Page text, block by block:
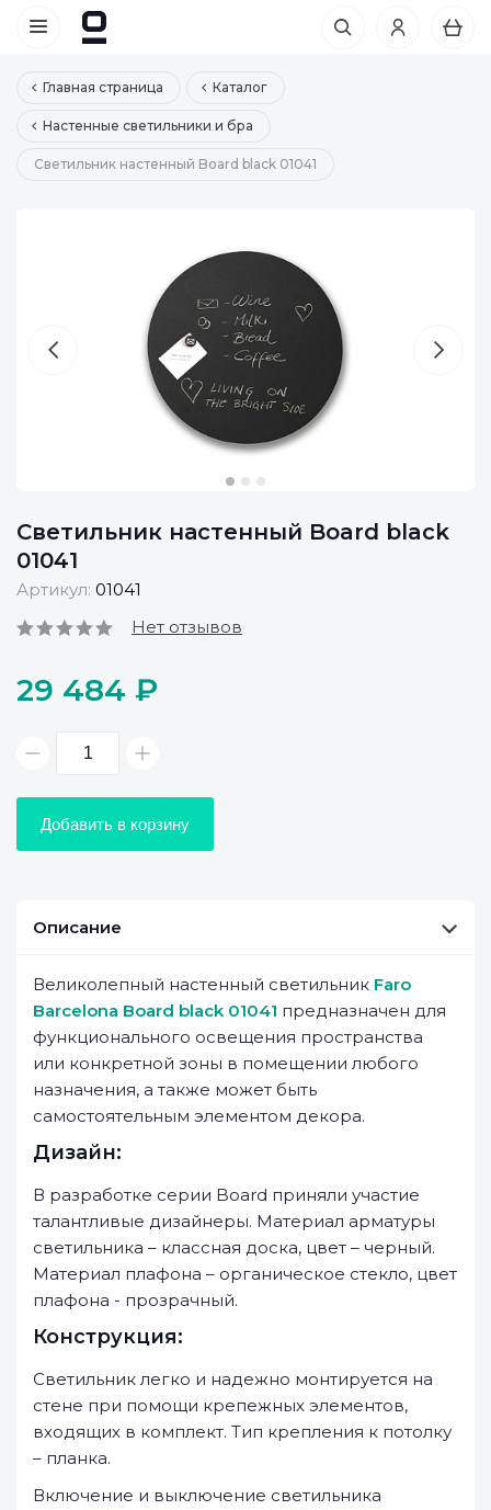
Главная страница Каталог
Настенные светильники и бра
Светильник настенный Board black 01041
Светильник настенный Board black
01041
Артикул: 01041
Нет отзывов
29 484 ₽
Добавить в корзину
Описание
Великолепный настенный светильник Faro
Barcelona Board black 01041 предназначен для
функционального освещения пространства
или конкретной зоны в помещении любого
назначения, а также может быть
самостоятельным элементом декора.
Дизайн:
В разработке серии Board приняли участие
талантливые дизайнеры. Материал арматуры
светильника – классная доска, цвет – черный.
Материал плафона – органическое стекло, цвет
плафона - прозрачный.
Конструкция:
Светильник легко и надежно монтируется на
стене при помощи крепежных элементов,
входящих в комплект. Тип крепления к потолку
– планка.
Включение и выключение светильника